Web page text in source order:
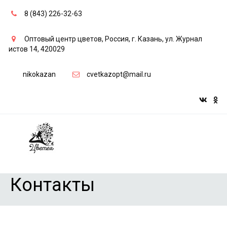
8 (843) 226-32-63
Оптовый центр цветов, Россия, г. Казань, ул. Журнал
истов 14, 420029
nikokazan cvetkazopt@mail.ru
Контакты